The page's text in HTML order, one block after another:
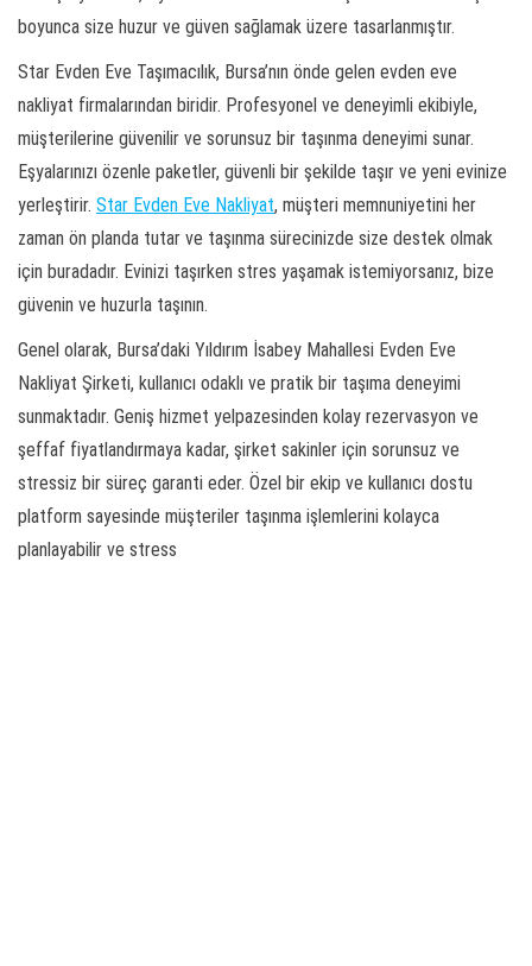
boyunca size huzur ve güven sağlamak üzere tasarlanmıştır.
Star Evden Eve Taşımacılık, Bursa’nın önde gelen evden eve
nakliyat firmalarından biridir. Profesyonel ve deneyimli ekibiyle,
müşterilerine güvenilir ve sorunsuz bir taşınma deneyimi sunar.
Eşyalarınızı özenle paketler, güvenli bir şekilde taşır ve yeni evinize
yerleştirir. Star Evden Eve Nakliyat, müşteri memnuniyetini her
zaman ön planda tutar ve taşınma sürecinizde size destek olmak
için buradadır. Evinizi taşırken stres yaşamak istemiyorsanız, bize
güvenin ve huzurla taşının.
Genel olarak, Bursa’daki Yıldırım İsabey Mahallesi Evden Eve
Nakliyat Şirketi, kullanıcı odaklı ve pratik bir taşıma deneyimi
sunmaktadır. Geniş hizmet yelpazesinden kolay rezervasyon ve
şeffaf fiyatlandırmaya kadar, şirket sakinler için sorunsuz ve
stressiz bir süreç garanti eder. Özel bir ekip ve kullanıcı dostu
platform sayesinde müşteriler taşınma işlemlerini kolayca
planlayabilir ve stress